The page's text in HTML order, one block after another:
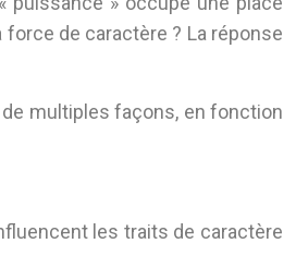
de caractère ? La réponse
multiples façons, en fonction
les traits de caractère